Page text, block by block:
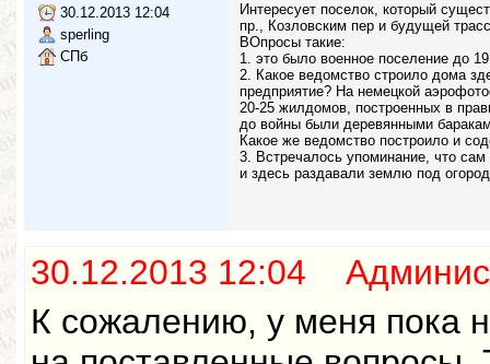
30.12.2013 12:04
sperling
СПб
Интересует поселок, который
пр., Козловским пер и будущей
ВОпросы такие:
1. это было военное поселение до
2. Какое ведомство строило дома
предприятие? На немецкой
20-25 жилдомов, построенных в
до войны были деревянными
Какое же ведомство построило и
3. Встречалось упоминание, что
и здесь раздавали землю под
30.12.2013 12:04
К сожалению, у меня пока